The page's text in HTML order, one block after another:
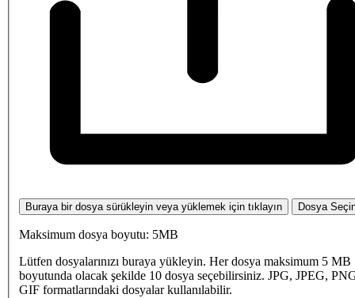
Buraya bir dosya sürükleyin veya yüklemek için tıklayın Dosya
Maksimum dosya boyutu: 5MB
Lütfen dosyalarınızı buraya yükleyin. Her dosya maksimum 5 MB
boyutunda olacak şekilde 10 dosya seçebilirsiniz. JPG, JPEG,
GIF formatlarındaki dosyalar kullanılabilir.